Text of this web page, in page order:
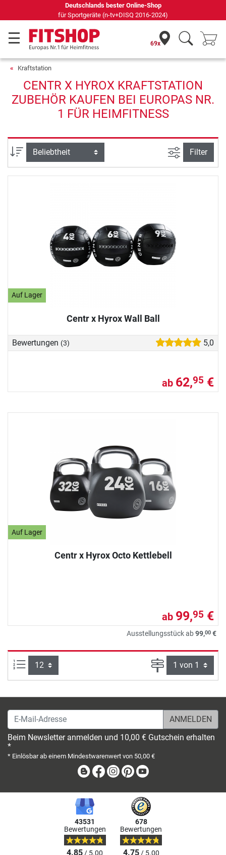
Deutschlands bester Online-Shop
für Sportgeräte (n-tv+DISQ 2016-2024)
69x
Kraftstation
CENTR X HYROX KRAFTSTATION
ZUBEHÖR KAUFEN BEI EUROPAS NR.
1 FÜR HEIMFITNESS
Sortierung Ansicht
Filter
Auf Lager
Centr x Hyrox Wall Ball
Bewertungen (3) 5,0
ab 62,95 €
Auf Lager
Centr x Hyrox Octo Kettlebell
ab 99,95 €
Ausstellungsstück ab99,00 €
Artikel pro Seite: Seite
E-Mail-Adresse
Beim Newsletter anmelden und 10,00 € Gutschein erhalten
*
* Einlösbar ab einem Mindestwarenwert von 50,00 €
BlogFacebook
Instagram
Pinterest
43531
Bewertungen
4.85/ 5.00
678
Bewertungen
4.75/ 5.00